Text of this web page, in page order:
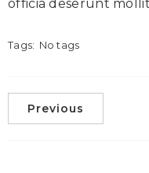
officia deserunt
Tags: No tags
Previous